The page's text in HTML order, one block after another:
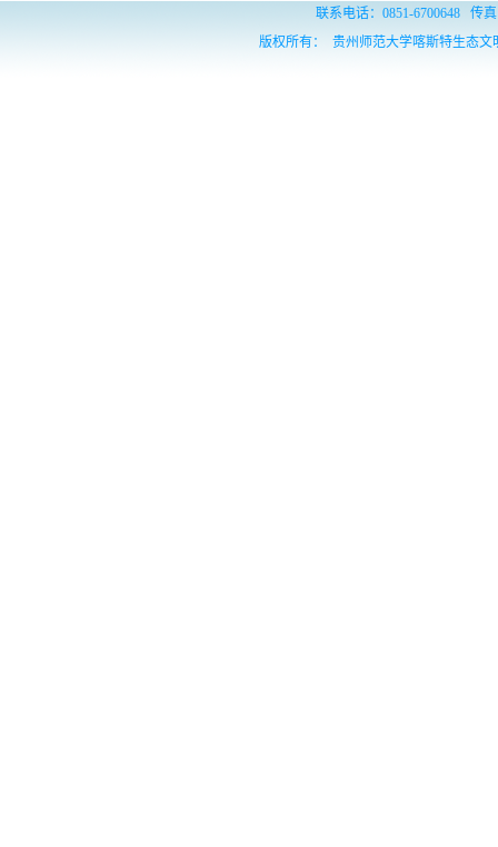
联系电话：0851-6700648 传
版权所有： 贵州师范大学喀斯特生态文